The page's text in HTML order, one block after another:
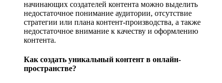
начинающих создателей контента можно выделить
недостаточное понимание аудитории, отсутствие
стратегии или плана контент-производства, а также
недостаточное внимание к качеству и оформлению
контента.
Как создать уникальный контент в онлайн-
пространстве?